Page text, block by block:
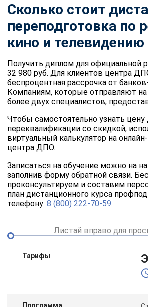
Сколько стоит
переподготовка по
кино и телевидению
Получить диплом для официальной
32 980 руб. Для клиентов центра
беспроцентная рассрочка от
Компаниям, которые отправляют
более двух специалистов,
Чтобы самостоятельно узнать
переквалификации со скидкой,
виртуальный калькулятор на
центра ДПО.
Записаться на обучение можно на
заполнив форму обратной связи.
проконсультируем и составим
план дистанционного курса
телефону: 8 (800) 222-70-59.
Листай вправо для
Тарифы
Программа